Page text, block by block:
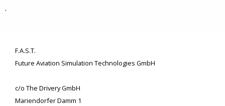
.
F.A.S.T.
Future Aviation Simulation Technologies GmbH
c/o The Drivery GmbH
Mariendorfer Damm 1